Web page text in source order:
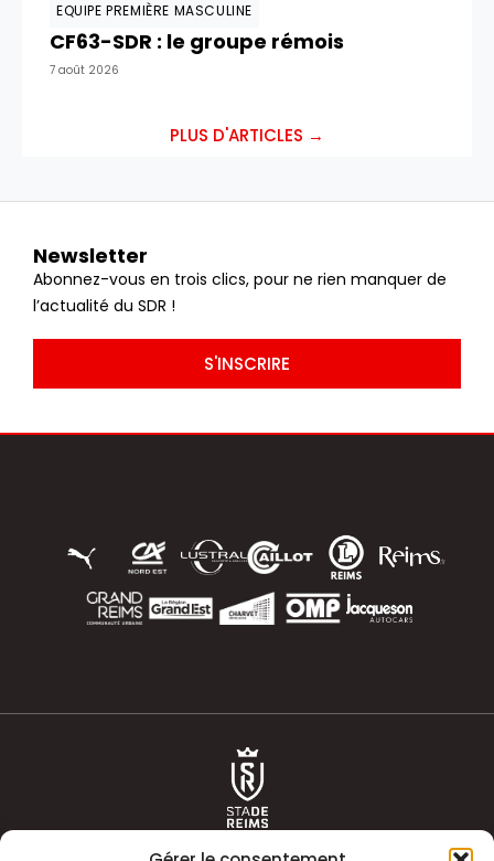
EQUIPE PREMIÈRE MASCULINE
CF63-SDR : le groupe rémois
7 août 2026
PLUS D'ARTICLES →
Newsletter
Abonnez-vous en trois clics, pour ne rien manquer de
l’actualité du SDR !
S'INSCRIRE